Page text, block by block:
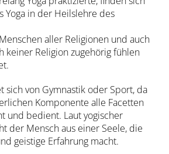
Yoga in der Heilslehre des
aller Religionen und auch
keiner Religion zugehörig fühlen
sich von Gymnastik oder Sport, da
Komponente alle Facetten
und bedient. Laut yogischer
der Mensch aus einer Seele, die
geistige Erfahrung macht.